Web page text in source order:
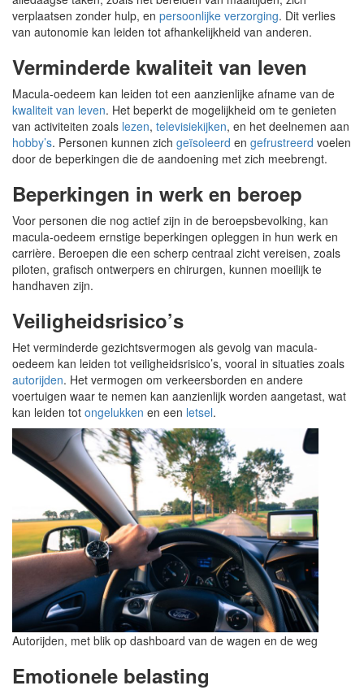
verplaatsen zonder hulp, en persoonlijke verzorging. Dit verlies
van autonomie kan leiden tot afhankelijkheid van anderen.
Verminderde kwaliteit van leven
Macula-oedeem kan leiden tot een aanzienlijke afname van de
kwaliteit van leven. Het beperkt de mogelijkheid om te genieten
van activiteiten zoals lezen, televisiekijken, en het deelnemen aan
hobby’s. Personen kunnen zich geïsoleerd en gefrustreerd voelen
door de beperkingen die de aandoening met zich meebrengt.
Beperkingen in werk en beroep
Voor personen die nog actief zijn in de beroepsbevolking, kan
macula-oedeem ernstige beperkingen opleggen in hun werk en
carrière. Beroepen die een scherp centraal zicht vereisen, zoals
piloten, grafisch ontwerpers en chirurgen, kunnen moeilijk te
handhaven zijn.
Veiligheidsrisico’s
Het verminderde gezichtsvermogen als gevolg van macula-
oedeem kan leiden tot veiligheidsrisico’s, vooral in situaties zoals
autorijden. Het vermogen om verkeersborden en andere
voertuigen waar te nemen kan aanzienlijk worden aangetast, wat
kan leiden tot ongelukken en een letsel.
Autorijden, met blik op dashboard van de wagen en de weg
Emotionele belasting